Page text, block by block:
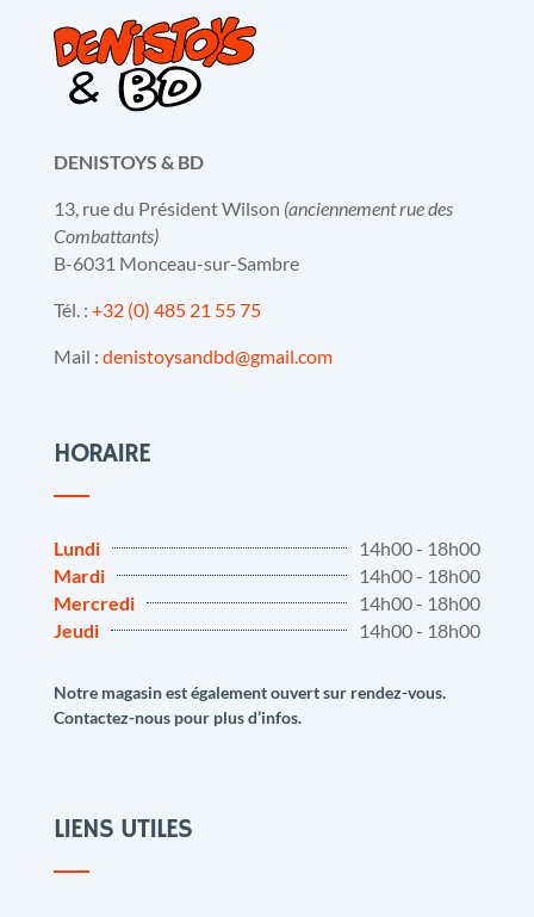
DENISTOYS & BD
13, rue du Président Wilson (anciennement rue des
Combattants)
B-6031 Monceau-sur-Sambre
Tél. : +32 (0) 485 21 55 75
Mail : denistoysandbd@gmail.com
HORAIRE
Lundi
14h00 - 18h00
Mardi
14h00 - 18h00
Mercredi
14h00 - 18h00
Jeudi
14h00 - 18h00
Notre magasin est également ouvert sur rendez-vous.
Contactez-nous pour plus d’infos.
LIENS UTILES